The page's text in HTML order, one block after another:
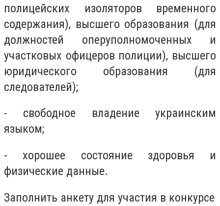
полицейских изоляторов временного
содержания), высшего образования (для
должностей оперуполномоченных и
участковых офицеров полиции), высшего
юридического образования (для
следователей);
- свободное владение украинским
языком;
- хорошее состояние здоровья и
физические данные.
Заполнить анкету для участия в конкурсе